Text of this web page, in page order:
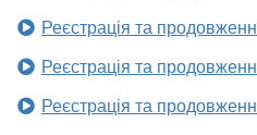
Реєстрація та
Реєстрація та
Реєстрація та